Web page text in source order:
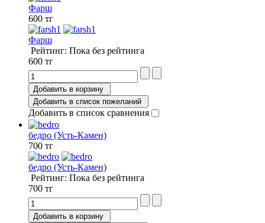
Фарш
600 тг
Фарш
Рейтинг: Пока без рейтинга
600 тг
Добавить в корзину
Добавить в список пожеланий
Добавить в список сравнения
бедро (Усть-Камен)
700 тг
бедро (Усть-Камен)
Рейтинг: Пока без рейтинга
700 тг
Добавить в корзину